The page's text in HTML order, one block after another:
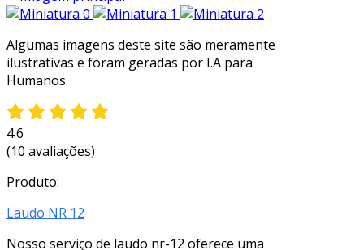
Algumas imagens deste site são meramente
ilustrativas e foram geradas por I.A para
Humanos.
4.6
(10 avaliações)
Produto:
Laudo NR 12
Nosso serviço de laudo nr-12 oferece uma